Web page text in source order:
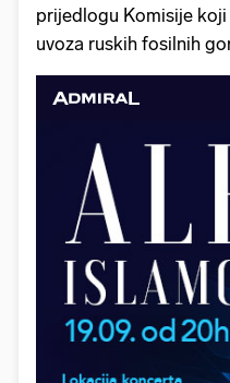
prijedlogu Komisije
uvoza ruskih fosilnih